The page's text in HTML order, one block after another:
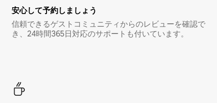
安心して予約しましょう
信頼できるゲストコミュニティからのレビューを確認で
き、24時間365日対応のサポートも付いています。